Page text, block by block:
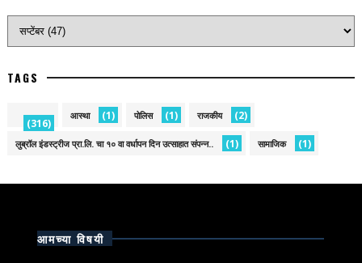
TAGS
(316)
आस्था (1) पोलिस (1) राजकीय (2)
लुब्रॉल इंडस्ट्रीज प्रा.लि. चा १० वा वर्धापन दिन उत्साहात संपन्न.. (1) सामाजिक (1)
आमच्या विषयी